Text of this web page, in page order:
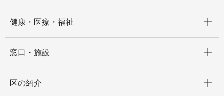
健康・医療・福祉
窓口・施設
区の紹介